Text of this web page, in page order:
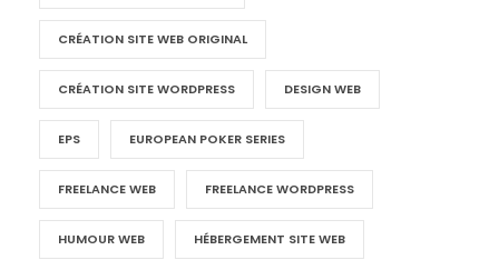
CRÉATION SITE WEB ORIGINAL
CRÉATION SITE WORDPRESS DESIGN WEB
EPS EUROPEAN POKER SERIES
FREELANCE WEB FREELANCE WORDPRESS
HUMOUR WEB HÉBERGEMENT SITE WEB